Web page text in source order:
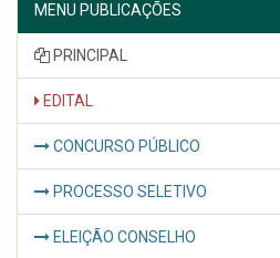
MENU PUBLICAÇÕES
PRINCIPAL
EDITAL
CONCURSO PÚBLICO
PROCESSO SELETIVO
ELEIÇÃO CONSELHO